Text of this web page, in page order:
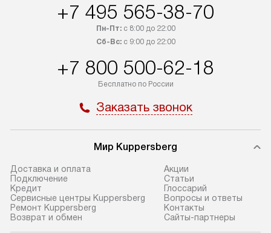
+7 495 565-38-70
Пн-Пт:с 8:00 до 22:00
Сб-Вс:с 9:00 до 22:00
+7 800 500-62-18
Бесплатно по России
Заказать звонок
Мир Kuppersberg
Доставка и оплата
Подключение
Кредит
Сервисные центры Kuppersberg
Ремонт Kuppersberg
Возврат и обмен
Акции
Cтатьи
Глоссарий
Вопросы и ответы
Контакты
Сайты-партнеры